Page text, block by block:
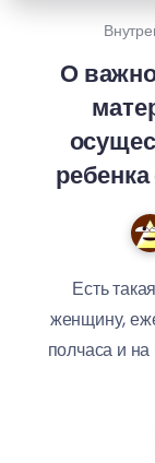
О
Есть
женщину,
полчаса и на